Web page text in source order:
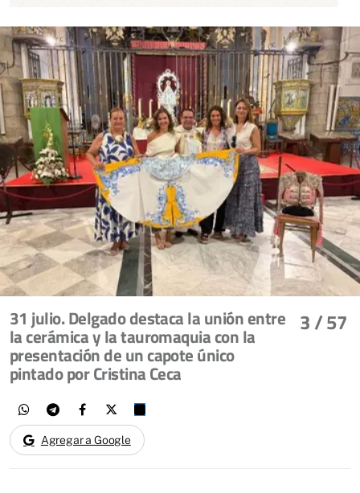
3/ 57
31 julio. Delgado destaca la unión entre
la cerámica y la tauromaquia con la
presentación de un capote único
pintado por Cristina Ceca
Agregar a Google